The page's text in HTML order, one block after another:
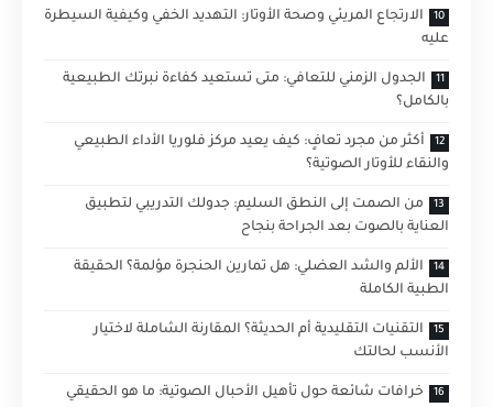
الارتجاع المريئي وصحة الأوتار: التهديد الخفي وكيفية السيطرة
عليه
الجدول الزمني للتعافي: متى تستعيد كفاءة نبرتك الطبيعية
بالكامل؟
أكثر من مجرد تعافٍ: كيف يعيد مركز فلوريا الأداء الطبيعي
والنقاء للأوتار الصوتية؟
من الصمت إلى النطق السليم: جدولك التدريبي لتطبيق
العناية بالصوت بعد الجراحة بنجاح
الألم والشد العضلي: هل تمارين الحنجرة مؤلمة؟ الحقيقة
الطبية الكاملة
التقنيات التقليدية أم الحديثة؟ المقارنة الشاملة لاختيار
الأنسب لحالتك
خرافات شائعة حول تأهيل الأحبال الصوتية: ما هو الحقيقي